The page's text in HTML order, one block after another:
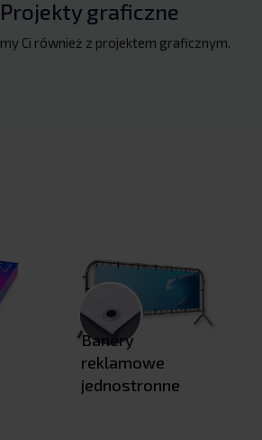
Projekty graficzne
Ci również z projektem graficznym.
Banery
reklamowe
jednostronne